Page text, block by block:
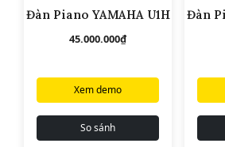
Đàn Piano YAMAHA U1H
45.000.000₫
Xem demo
So sánh
Đàn